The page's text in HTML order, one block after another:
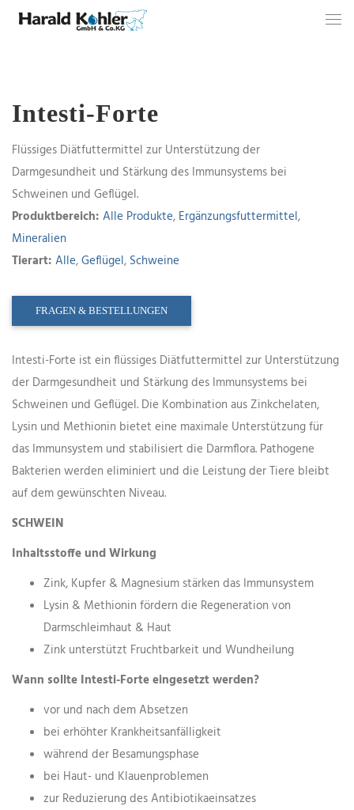
Intesti-Forte
Flüssiges Diätfuttermittel zur Unterstützung der
Darmgesundheit und Stärkung des Immunsystems bei
Schweinen und Geflügel.
Produktbereich: Alle Produkte, Ergänzungsfuttermittel,
Mineralien
Tierart: Alle,Geflügel, Schweine
FRAGEN & BESTELLUNGEN
Intesti-Forte ist ein flüssiges Diätfuttermittel zur Unterstützung
der Darmgesundheit und Stärkung des Immunsystems bei
Schweinen und Geflügel. Die Kombination aus Zinkchelaten,
Lysin und Methionin bietet eine maximale Unterstützung für
das Immunsystem und stabilisiert die Darmflora. Pathogene
Bakterien werden eliminiert und die Leistung der Tiere bleibt
auf dem gewünschten Niveau.
SCHWEIN
Inhaltsstoffe und Wirkung
Zink, Kupfer & Magnesium stärken das Immunsystem
Lysin & Methionin fördern die Regeneration von
Darmschleimhaut & Haut
Zink unterstützt Fruchtbarkeit und Wundheilung
Wann sollte Intesti-Forte eingesetzt werden?
vor und nach dem Absetzen
bei erhöhter Krankheitsanfälligkeit
während der Besamungsphase
bei Haut- und Klauenproblemen
zur Reduzierung des Antibiotikaeinsatzes